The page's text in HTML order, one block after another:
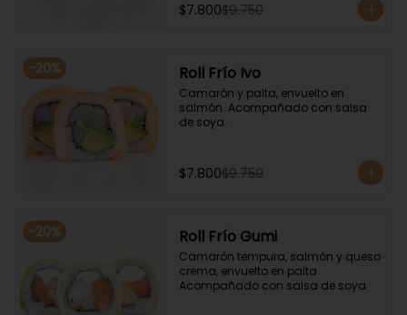
$7.800$9.750
-20% Roll Frío Ivo
Camarón y palta, envuelto en
salmón. Acompañado con salsa
de soya.
$7.800$9.750
-20% Roll Frío Gumi
Camarón tempura, salmón y queso
crema, envuelto en palta.
Acompañado con salsa de soya.